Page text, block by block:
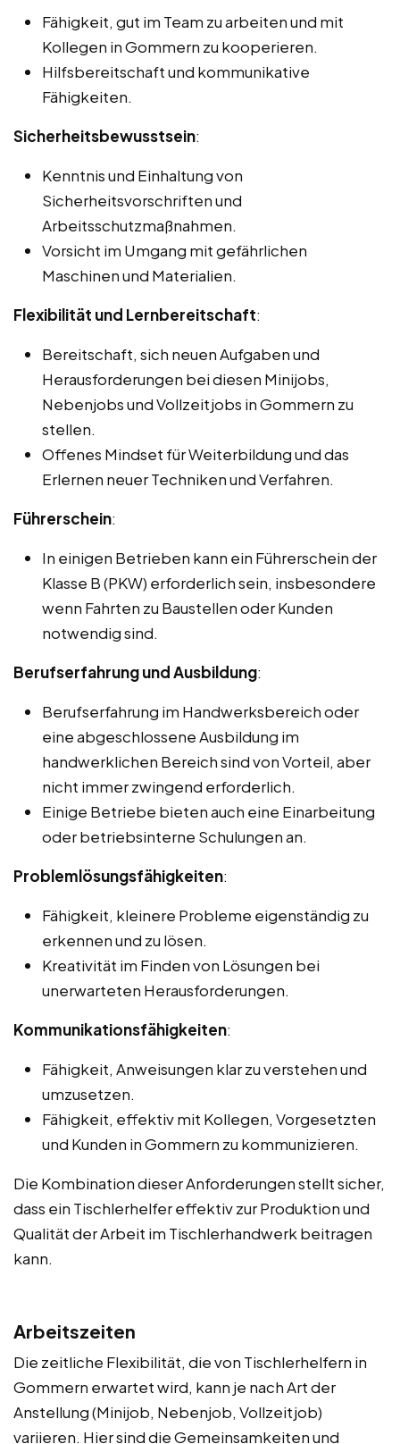
Fähigkeit, gut im Team zu arbeiten und mit
Kollegen in Gommern zu kooperieren.
Hilfsbereitschaft und kommunikative
Fähigkeiten.
Sicherheitsbewusstsein:
Kenntnis und Einhaltung von
Sicherheitsvorschriften und
Arbeitsschutzmaßnahmen.
Vorsicht im Umgang mit gefährlichen
Maschinen und Materialien.
Flexibilität und Lernbereitschaft:
Bereitschaft, sich neuen Aufgaben und
Herausforderungen bei diesen Minijobs,
Nebenjobs und Vollzeitjobs in Gommern zu
stellen.
Offenes Mindset für Weiterbildung und das
Erlernen neuer Techniken und Verfahren.
Führerschein:
In einigen Betrieben kann ein Führerschein der
Klasse B (PKW) erforderlich sein, insbesondere
wenn Fahrten zu Baustellen oder Kunden
notwendig sind.
Berufserfahrung und Ausbildung:
Berufserfahrung im Handwerksbereich oder
eine abgeschlossene Ausbildung im
handwerklichen Bereich sind von Vorteil, aber
nicht immer zwingend erforderlich.
Einige Betriebe bieten auch eine Einarbeitung
oder betriebsinterne Schulungen an.
Problemlösungsfähigkeiten:
Fähigkeit, kleinere Probleme eigenständig zu
erkennen und zu lösen.
Kreativität im Finden von Lösungen bei
unerwarteten Herausforderungen.
Kommunikationsfähigkeiten:
Fähigkeit, Anweisungen klar zu verstehen und
umzusetzen.
Fähigkeit, effektiv mit Kollegen, Vorgesetzten
und Kunden in Gommern zu kommunizieren.
Die Kombination dieser Anforderungen stellt sicher,
dass ein Tischlerhelfer effektiv zur Produktion und
Qualität der Arbeit im Tischlerhandwerk beitragen
kann.
Arbeitszeiten
Die zeitliche Flexibilität, die von Tischlerhelfern in
Gommern erwartet wird, kann je nach Art der
Anstellung (Minijob, Nebenjob, Vollzeitjob)
variieren. Hier sind die Gemeinsamkeiten und